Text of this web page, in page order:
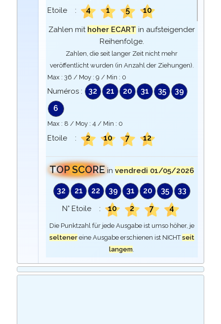
Etoile : 4 1 5 10
Zahlen mit hoher ECART in aufsteigender
Reihenfolge.
Zahlen, die seit langer Zeit nicht mehr
veröffentlicht wurden (in Anzahl der Ziehungen).
Max : 36 / Moy : 9 / Min : 0
Numéros : 32 21 20 31 35
39
6
Max : 8 / Moy : 4 / Min : 0
Etoile : 2 10 7 12
TOP SCOREinvendredi 01/05/2026
32 21 22 39 31 20 35 33
N° Etoile : 10 2 7 4
Die Punktzahl für jede Ausgabe ist umso höher, je
seltenereine Ausgabe erschienen ist NICHTseit
langem.